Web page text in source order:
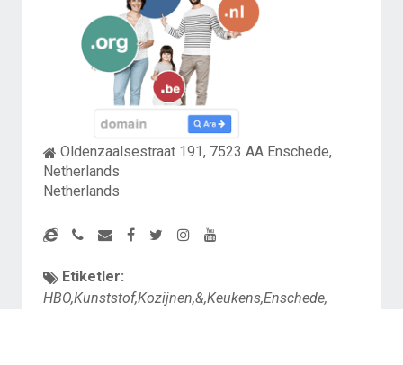
Oldenzaalsestraat 191, 7523 AA Enschede,
Netherlands
Netherlands
Etiketler:
HBO,Kunststof,Kozijnen,&,Keukens,Enschede,